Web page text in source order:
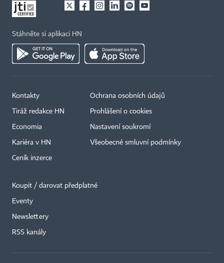
Stáhněte si aplikaci HN
Kontakty
Tiráž redakce HN
Economia
Kariéra v HN
Ceník inzerce
Ochrana osobních údajů
Prohlášení o cookies
Nastavení soukromí
Všeobecné smluvní podmínky
Koupit / darovat předplatné
Eventy
Newslettery
RSS kanály